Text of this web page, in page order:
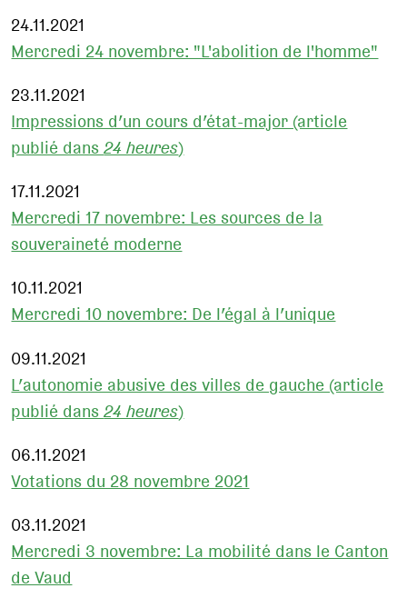
24.11.2021
Mercredi 24 novembre: "L'abolition de l'homme"
23.11.2021
Impressions d’un cours d’état-major (article
publié dans24 heures)
17.11.2021
Mercredi 17 novembre: Les sources de la
souveraineté moderne
10.11.2021
Mercredi 10 novembre: De l’égal à l’unique
09.11.2021
L’autonomie abusive des villes de gauche (article
publié dans24 heures)
06.11.2021
Votations du 28 novembre 2021
03.11.2021
Mercredi 3 novembre: La mobilité dans le Canton
de Vaud